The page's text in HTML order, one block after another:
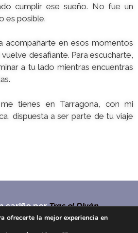
cumplir ese sueño. No fue un
es posible.
acompañarte en esos momentos
desafiante. Para escucharte,
a tu lado mientras encuentras
tienes en Tarragona, con mi
dispuesta a ser parte de tu viaje
cariño porTras el Diván
ofrecerte la mejor experiencia en